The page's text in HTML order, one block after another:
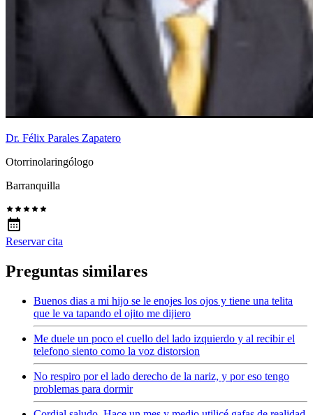
Dr. Félix Parales Zapatero
Otorrinolaringólogo
Barranquilla
Reservar cita
Preguntas similares
Buenos dias a mi hijo se le enojes los ojos y tiene una telita
que le va tapando el ojito me dijiero
Me duele un poco el cuello del lado izquierdo y al recibir el
telefono siento como la voz distorsion
No respiro por el lado derecho de la nariz, y por eso tengo
problemas para dormir